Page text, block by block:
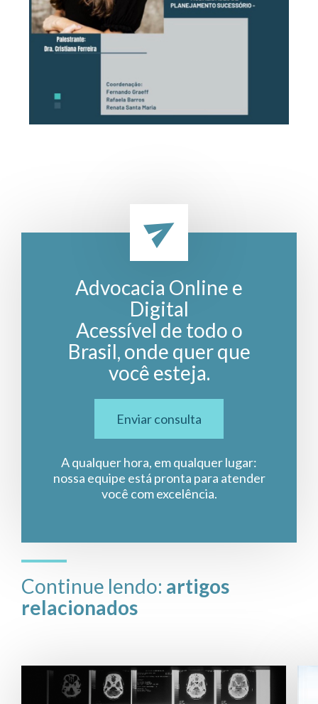
Advocacia Online e
Digital
Acessível de todo o
Brasil, onde quer que
você esteja.
Enviar consulta
A qualquer hora, em qualquer lugar:
nossa equipe está pronta para atender
você com excelência.
Continue lendo: artigos
relacionados